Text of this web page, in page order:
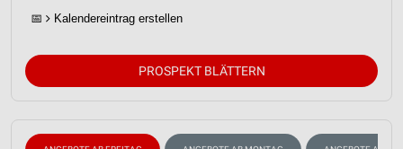
📅 Kalendereintrag erstellen
PROSPEKT BLÄTTERN